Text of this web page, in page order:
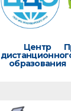
Центр
образования